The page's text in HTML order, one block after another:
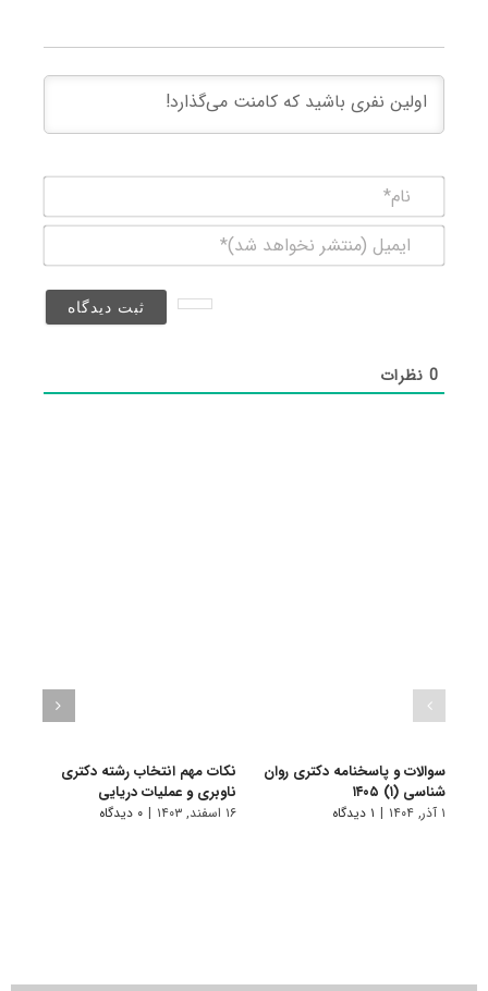
(منتشر
0نظرات
سوالات و پاسخنامه دکتری روان
شناسی (۱) ۱۴۰۵
۱ آذر, ۱۴۰۴ | ۱ دیدگاه
نکات مهم انتخاب رشته دکتری
ناوبری و عملیات دریایی
۱۶ اسفند, ۱۴۰۳ | ۰ دیدگاه